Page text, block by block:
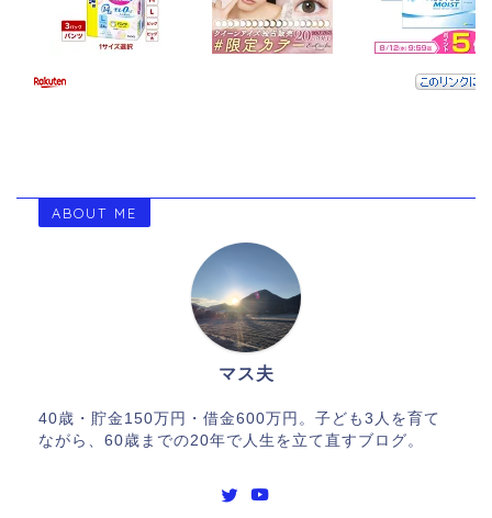
ABOUT ME
マス夫
40歳・貯金150万円・借金600万円。子ども3人を育て
ながら、60歳までの20年で人生を立て直すブログ。